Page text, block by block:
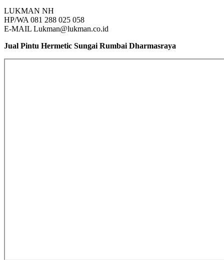
LUKMAN NH
HP/WA 081 288 025 058
E-MAIL Lukman@lukman.co.id
Jual Pintu Hermetic Sungai Rumbai Dharmasraya